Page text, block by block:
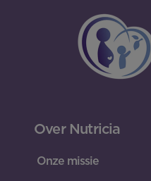
Over Nutricia
Onze missie